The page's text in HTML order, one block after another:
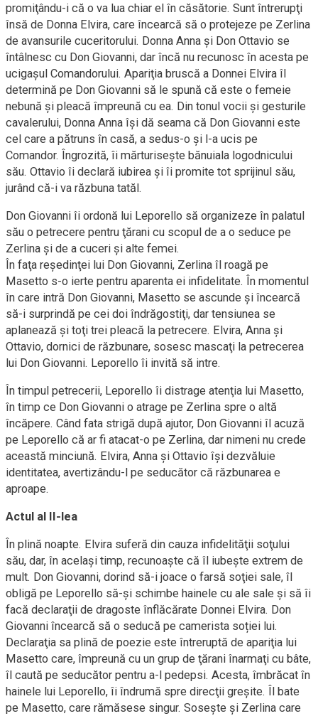
promiţându-i că o va lua chiar el în căsătorie. Sunt întrerupţi
însă de Donna Elvira, care încearcă să o protejeze pe Zerlina
de avansurile cuceritorului. Donna Anna și Don Ottavio se
întâlnesc cu Don Giovanni, dar încă nu recunosc în acesta pe
ucigașul Comandorului. Apariţia bruscă a Donnei Elvira îl
determină pe Don Giovanni să le spună că este o femeie
nebună și pleacă împreună cu ea. Din tonul vocii și gesturile
cavalerului, Donna Anna își dă seama că Don Giovanni este
cel care a pătruns în casă, a sedus-o și l-a ucis pe
Comandor. Îngrozită, îi mărturisește bănuiala logodnicului
său. Ottavio îi declară iubirea și îi promite tot sprijinul său,
jurând că-i va răzbuna tatăl.
Don Giovanni îi ordonă lui Leporello să organizeze în palatul
său o petrecere pentru ţărani cu scopul de a o seduce pe
Zerlina și de a cuceri și alte femei.
În faţa reședinţei lui Don Giovanni, Zerlina îl roagă pe
Masetto s-o ierte pentru aparenta ei infidelitate. În momentul
în care intră Don Giovanni, Masetto se ascunde și încearcă
să-i surprindă pe cei doi îndrăgostiţi, dar tensiunea se
aplanează și toţi trei pleacă la petrecere. Elvira, Anna și
Ottavio, dornici de răzbunare, sosesc mascaţi la petrecerea
lui Don Giovanni. Leporello îi invită să intre.
În timpul petrecerii, Leporello îi distrage atenţia lui Masetto,
în timp ce Don Giovanni o atrage pe Zerlina spre o altă
încăpere. Când fata strigă după ajutor, Don Giovanni îl acuză
pe Leporello că ar fi atacat-o pe Zerlina, dar nimeni nu crede
această minciună. Elvira, Anna și Ottavio își dezvăluie
identitatea, avertizându-l pe seducător că răzbunarea e
aproape.
Actul al II-lea
În plină noapte. Elvira suferă din cauza infidelităţii soţului
său, dar, în același timp, recunoaște că îl iubește extrem de
mult. Don Giovanni, dorind să-i joace o farsă soţiei sale, îl
obligă pe Leporello să-și schimbe hainele cu ale sale și să îi
facă declaraţii de dragoste înflăcărate Donnei Elvira. Don
Giovanni încearcă să o seducă pe camerista soției lui.
Declaraţia sa plină de poezie este întreruptă de apariţia lui
Masetto care, împreună cu un grup de ţărani înarmaţi cu bâte,
îl caută pe seducător pentru a-l pedepsi. Acesta, îmbrăcat în
hainele lui Leporello, îi îndrumă spre direcţii greșite. Îl bate
pe Masetto, care rămăsese singur. Sosește și Zerlina care